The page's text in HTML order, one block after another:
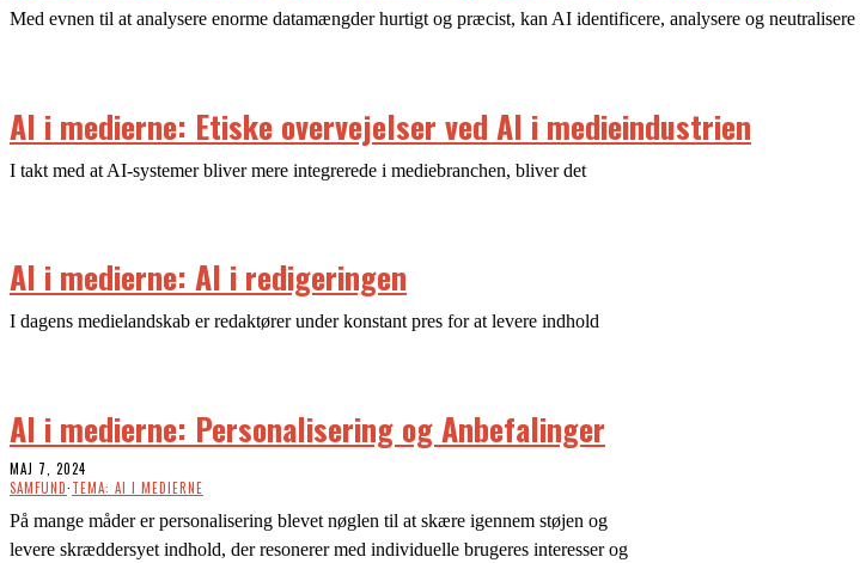
Med evnen til at analysere enorme datamængder hurtigt og præcist, kan AI identificere, analysere og
AI i medierne: Etiske overvejelser ved AI i medieindustrien
I takt med at AI-systemer bliver mere integrerede i mediebranchen, bliver det
AI i medierne: AI i redigeringen
I dagens medielandskab er redaktører under konstant pres for at levere indhold
AI i medierne: Personalisering og Anbefalinger
MAJ 7, 2024
SAMFUND·TEMA: AI I MEDIERNE
På mange måder er personalisering blevet nøglen til at skære igennem støjen og
levere skræddersyet indhold, der resonerer med individuelle brugeres interesser og